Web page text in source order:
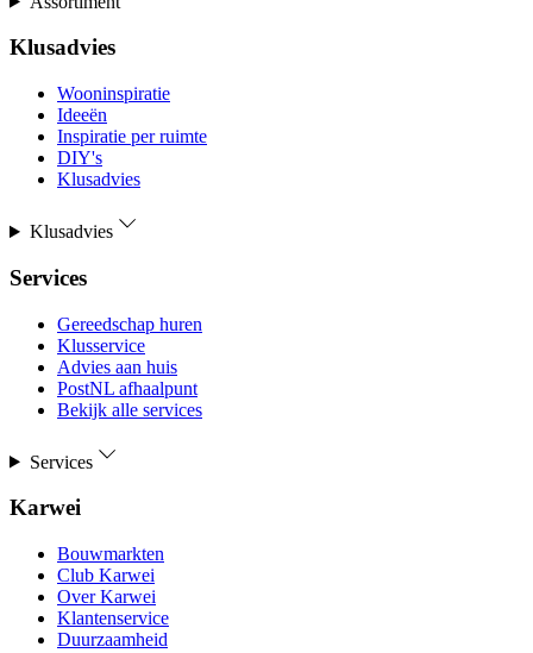
Klusadvies
Wooninspiratie
Ideeën
Inspiratie per ruimte
DIY's
Klusadvies
Klusadvies
Services
Gereedschap huren
Klusservice
Advies aan huis
PostNL afhaalpunt
Bekijk alle services
Services
Karwei
Bouwmarkten
Club Karwei
Over Karwei
Klantenservice
Duurzaamheid